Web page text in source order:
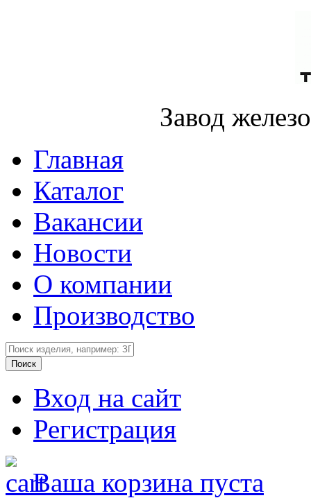
Завод
Главная
Каталог
Вакансии
Новости
О компании
Производство
Вход на сайт
Регистрация
Ваша корзина пуста